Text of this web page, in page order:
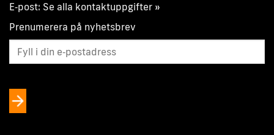
E‑post: Se alla kontaktuppgifter »
Prenumerera på nyhetsbrev